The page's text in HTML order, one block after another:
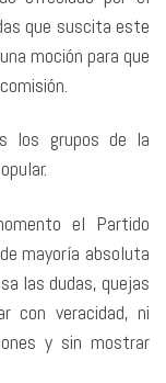
que suscita este
moción para que
los grupos de la
el Partido
mayoría absoluta
las dudas, quejas
con veracidad, ni
y sin mostrar